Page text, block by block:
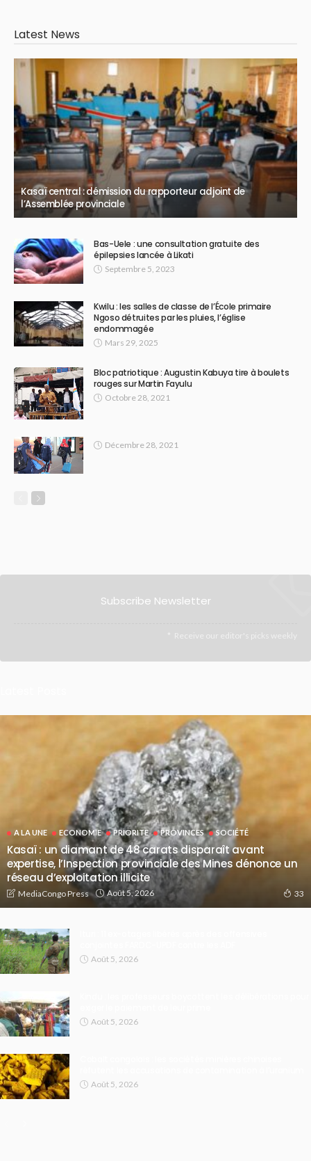
Latest News
Kasaï central : démission du rapporteur adjoint de
l’Assemblée provinciale
Bas-Uele : une consultation gratuite des
épilepsies lancée à Likati
Septembre 5, 2023
Kwilu : les salles de classe de l’École primaire
Ngoso détruites par les pluies, l’église
endommagée
Mars 29, 2025
Bloc patriotique : Augustin Kabuya tire à boulets
rouges sur Martin Fayulu
Octobre 28, 2021
Décembre 28, 2021
Subscribe Newsletter
Receive our editor's picks weekly
A LA UNE ECONOMIE PRIORITE PROVINCES SOCIÉTÉ
Kasaï : un diamant de 48 carats disparaît avant
expertise, l’Inspection provinciale des Mines dénonce un
réseau d’exploitation illicite
MediaCongo Press Août 5, 2026 33
Août 5, 2026
Août 5, 2026
Août 5, 2026